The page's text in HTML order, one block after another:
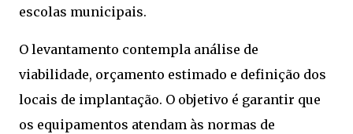
escolas municipais.
O levantamento contempla análise de
viabilidade, orçamento estimado e definição dos
locais de implantação. O objetivo é garantir que
os equipamentos atendam às normas de